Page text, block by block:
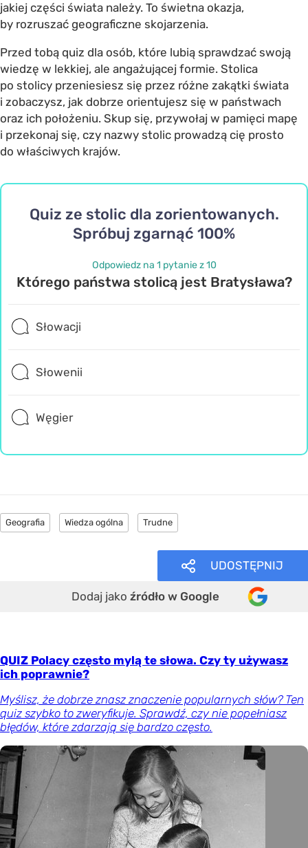
jakiej części świata należy. To świetna okazja,
by rozruszać geograficzne skojarzenia.
Przed tobą quiz dla osób, które lubią sprawdzać swoją
wiedzę w lekkiej, ale angażującej formie. Stolica
po stolicy przeniesiesz się przez różne zakątki świata
i zobaczysz, jak dobrze orientujesz się w państwach
oraz ich położeniu. Skup się, przywołaj w pamięci mapę
i przekonaj się, czy nazwy stolic prowadzą cię prosto
do właściwych krajów.
Quiz ze stolic dla zorientowanych.
Spróbuj zgarnąć 100%
Odpowiedz na 1 pytanie z 10
Którego państwa stolicą jest Bratysława?
Słowacji
Słowenii
Węgier
Geografia Wiedza ogólna Trudne
UDOSTĘPNIJ
Dodaj jako źródło w Google
QUIZ Polacy często mylą te słowa. Czy ty używasz
ich poprawnie?
Myślisz, że dobrze znasz znaczenie popularnych słów? Ten
quiz szybko to zweryfikuje. Sprawdź, czy nie popełniasz
błędów, które zdarzają się bardzo często.